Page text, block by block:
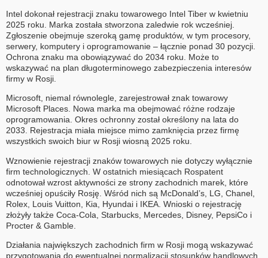
Intel dokonał rejestracji znaku towarowego Intel Tiber w kwietniu
2025 roku. Marka została stworzona zaledwie rok wcześniej.
Zgłoszenie obejmuje szeroką gamę produktów, w tym procesory,
serwery, komputery i oprogramowanie – łącznie ponad 30 pozycji.
Ochrona znaku ma obowiązywać do 2034 roku. Może to
wskazywać na plan długoterminowego zabezpieczenia interesów
firmy w Rosji.
Microsoft, niemal równolegle, zarejestrował znak towarowy
Microsoft Places. Nowa marka ma obejmować różne rodzaje
oprogramowania. Okres ochronny został określony na lata do
2033. Rejestracja miała miejsce mimo zamknięcia przez firmę
wszystkich swoich biur w Rosji wiosną 2025 roku.
Wznowienie rejestracji znaków towarowych nie dotyczy wyłącznie
firm technologicznych. W ostatnich miesiącach Rospatent
odnotował wzrost aktywności ze strony zachodnich marek, które
wcześniej opuściły Rosję. Wśród nich są McDonald’s, LG, Chanel,
Rolex, Louis Vuitton, Kia, Hyundai i IKEA. Wnioski o rejestrację
złożyły także Coca-Cola, Starbucks, Mercedes, Disney, PepsiCo i
Procter & Gamble.
Działania największych zachodnich firm w Rosji mogą wskazywać
przygotowania do ewentualnej normalizacji stosunków handlowych.